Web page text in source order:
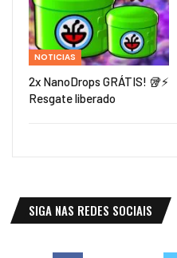
NOTICIAS
2x NanoDrops GRÁTIS! 🥡⚡
Resgate liberado
SIGA NAS REDES SOCIAIS